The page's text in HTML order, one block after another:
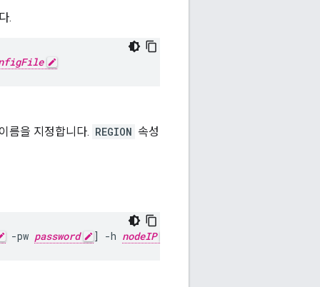
.
름을 지정합니다. REGION 속성
-pw password ] -h nodeIP